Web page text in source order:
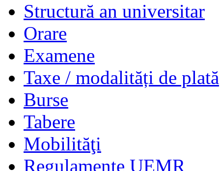
Structură an universitar
Orare
Examene
Taxe / modalități de plată
Burse
Tabere
Mobilităţi
Regulamente UEMR